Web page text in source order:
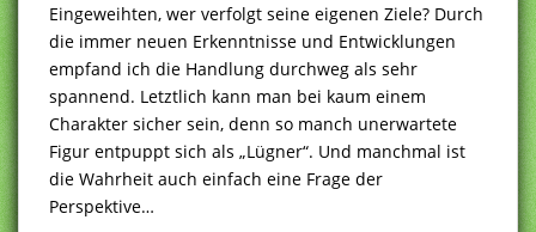
Eingeweihten, wer verfolgt seine eigenen Ziele? Durch
die immer neuen Erkenntnisse und Entwicklungen
empfand ich die Handlung durchweg als sehr
spannend. Letztlich kann man bei kaum einem
Charakter sicher sein, denn so manch unerwartete
Figur entpuppt sich als „Lügner“. Und manchmal ist
die Wahrheit auch einfach eine Frage der
Perspektive…